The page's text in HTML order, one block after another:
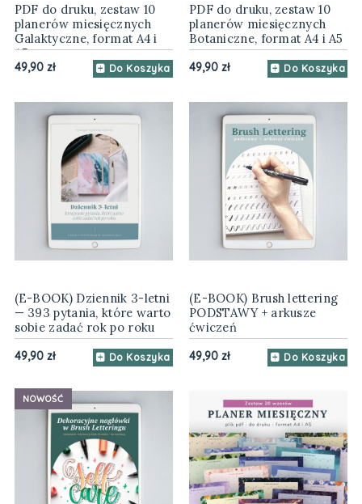
PDF do druku, zestaw 10
planerów miesięcznych
Galaktyczne, format A4 i
A5
49,90 zł Do Koszyka
PDF do druku, zestaw 10
planerów miesięcznych
Botaniczne, format A4 i A5
49,90 zł Do Koszyka
(E-BOOK) Dziennik 3-letni
— 393 pytania, które warto
sobie zadać rok po roku
49,90 zł Do Koszyka
(E-BOOK) Brush lettering
PODSTAWY + arkusze
ćwiczeń
49,90 zł Do Koszyka
NOWOŚĆ